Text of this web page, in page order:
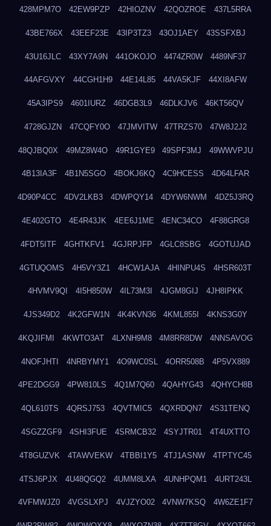
428MPM7O 42EW9PZP 42HIOZNV 42QOZROE 437L5RRA
43BE766X 43EEF23E 43IP3TZ3 43OJ1AEY 43SSFXBJ
43U16JLC 43XY7A9N 441OKOJO 4474ZR0W 4489NF37
44AFGVXY 44CGH1H9 44E14L85 44VA5KJF 44XI8AFW
45A3IPS9 4601IURZ 46DGB3L9 46DLKJV6 46KT56QV
4728GJZN 47CQFY0O 47JMVITW 47TRZS70 47W8J2J2
48QJBQ0X 49MZ8W4O 49R1GYE9 49SPF3MJ 49WWVPJU
4B13IA3F 4B1N5SGO 4BOKJ6KQ 4C9HCESS 4D64LFAR
4D90P4CC 4DV2LKB3 4DWPQY14 4DYW6NWM 4DZ5J3RQ
4E402GTO 4E4R43JK 4EE6J1ME 4ENC34CO 4F88GRG8
4FDT5ITF 4GHTKFV1 4GJRPJFP 4GLC8SBG 4GOTUJAD
4GTUQOMS 4H5VY3Z1 4HCW1AJA 4HINPU4S 4HSR603T
4HVMV9QI 4I5H850W 4IL73M3I 4JGM8GIJ 4JH8IPKK
4JS349D2 4K2GFW1N 4K4KVN36 4KML855I 4KNS3G0Y
4KQJIFMI 4KWTO3AT 4LXNH9M8 4M8RR8DW 4NNSAVOG
4NOFJHTI 4NRBYMY1 4O9WC0SL 4ORR508B 4P5VX889
4PE2DGG9 4PW810LS 4Q1M7Q60 4QAHYG43 4QHYCH8B
4QL610TS 4QRSJ753 4QVTMIC5 4QXRDQN7 4S31TENQ
4SGZZGF9 4SHI3FUE 4SRMCB32 4SYJTR01 4T4UXTTO
4T8GUZVK 4TAWVEKW 4TBBI1Y5 4TJ1ASNW 4TPTYC45
4TSJ6PJX 4U48QGQ2 4UMM8LXA 4UNHPQM1 4URT243L
4VFMWJZ0 4VGSLXPJ 4VJZYO02 4VNW7KSQ 4W6ZE1F7